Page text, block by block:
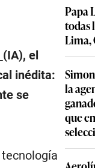
(IA), el
inédita:
se
Papa
todas
Lima,
la
que